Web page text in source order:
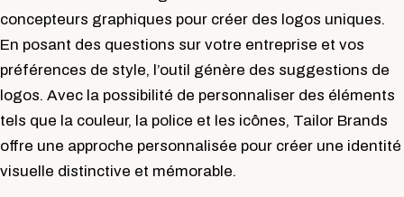
concepteurs graphiques pour créer des logos uniques.
En posant des questions sur votre entreprise et vos
préférences de style, l’outil génère des suggestions de
logos. Avec la possibilité de personnaliser des éléments
tels que la couleur, la police et les icônes, Tailor Brands
offre une approche personnalisée pour créer une identité
visuelle distinctive et mémorable.